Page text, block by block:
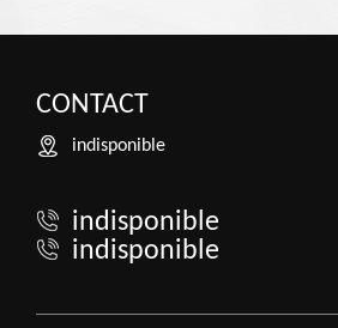
CONTACT
indisponible
indisponible
indisponible